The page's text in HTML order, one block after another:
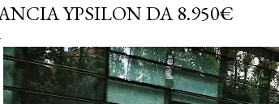
YPSILON DA 8.950€